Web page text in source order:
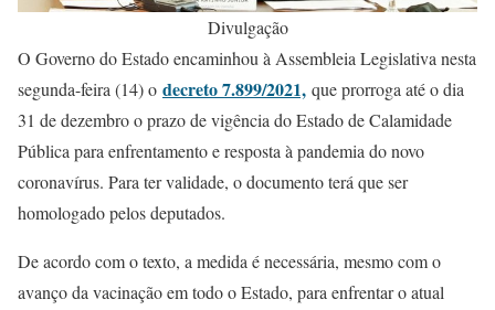
Divulgação
O Governo do Estado encaminhou à Assembleia Legislativa nesta
segunda-feira (14) o decreto 7.899/2021, que prorroga até o dia
31 de dezembro o prazo de vigência do Estado de Calamidade
Pública para enfrentamento e resposta à pandemia do novo
coronavírus. Para ter validade, o documento terá que ser
homologado pelos deputados.
De acordo com o texto, a medida é necessária, mesmo com o
avanço da vacinação em todo o Estado, para enfrentar o atual